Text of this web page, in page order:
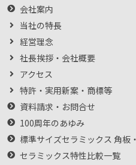
会社案内
当社の特長
経営理念
社長挨拶・会社概要
アクセス
特許・実用新案・商標等
資料請求・お問合せ
100周年のあゆみ
標準サイズセラミックス 角板
セラミックス特性比較一覧